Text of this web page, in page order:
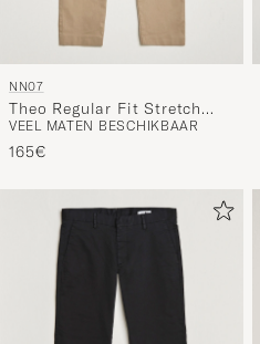
NN07
Theo Regular Fit Stretch
Chinos Khaki
VEEL MATEN BESCHIKBAAR
165€